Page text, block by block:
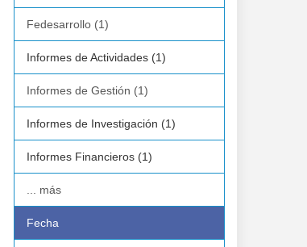
Fedesarrollo (1)
Informes de Actividades (1)
Informes de Gestión (1)
Informes de Investigación (1)
Informes Financieros (1)
... más
Fecha